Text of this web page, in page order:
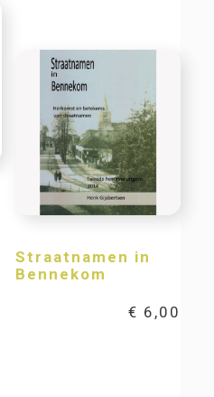
Straatnamen in
Bennekom
€ 6,00